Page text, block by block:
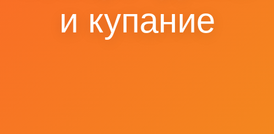
и купание